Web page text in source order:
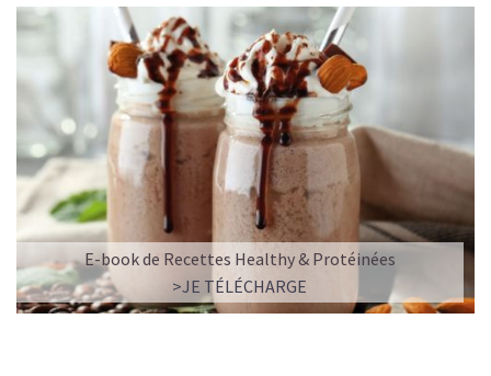
musculationest idéale pour vos entraînements de force
(crossfit, sports de combat, sports de glisse etc). Grâce à
son solide apport énergétique, elle peut être
consommée commebarre protéinée pour
grossir
. Chaque bouchée apporte le plaisir authentique
d'une barre aux ingrédients vrais et naturels. Sa grande
variété de saveurs irrésistibles (banane, chocolat vanille,
amande, noisette, pistache) vous permet de profiter de
leurs bienfaits sans vous lasser.
E-book de Recettes Healthy & Protéinées
>JE TÉLÉCHARGE